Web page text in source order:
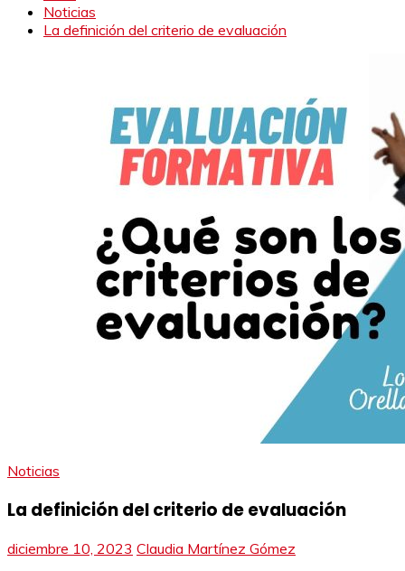
Noticias
La definición del criterio de evaluación
Noticias
La definición del criterio de evaluación
diciembre 10, 2023 Claudia Martínez Gómez